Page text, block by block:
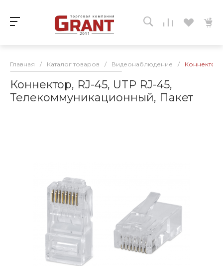
Главная / Каталог товаров / Видеонаблюдение / Коннектор,
Коннектор, RJ-45, UTP RJ-45,
Телекоммуникационный, Пакет